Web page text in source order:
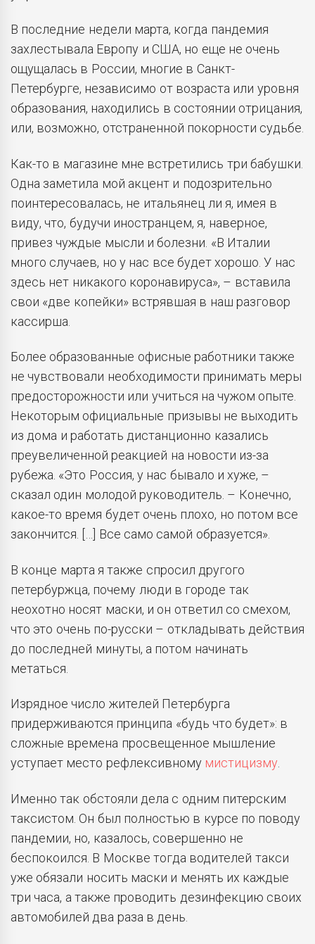
В последние недели марта, когда пандемия
захлестывала Европу и США, но еще не очень
ощущалась в России, многие в Санкт-
Петербурге, независимо от возраста или уровня
образования, находились в состоянии отрицания,
или, возможно, отстраненной покорности судьбе.
Как-то в магазине мне встретились три бабушки.
Одна заметила мой акцент и подозрительно
поинтересовалась, не итальянец ли я, имея в
виду, что, будучи иностранцем, я, наверное,
привез чуждые мысли и болезни. «В Италии
много случаев, но у нас все будет хорошо. У нас
здесь нет никакого коронавируса», – вставила
свои «две копейки» встрявшая в наш разговор
кассирша.
Более образованные офисные работники также
не чувствовали необходимости принимать меры
предосторожности или учиться на чужом опыте.
Некоторым официальные призывы не выходить
из дома и работать дистанционно казались
преувеличенной реакцией на новости из-за
рубежа. «Это Россия, у нас бывало и хуже, –
сказал один молодой руководитель. – Конечно,
какое-то время будет очень плохо, но потом все
закончится. […] Все само самой образуется».
В конце марта я также спросил другого
петербуржца, почему люди в городе так
неохотно носят маски, и он ответил со смехом,
что это очень по-русски – откладывать действия
до последней минуты, а потом начинать
метаться.
Изрядное число жителей Петербурга
придерживаются принципа «будь что будет»: в
сложные времена просвещенное мышление
уступает место рефлексивному мистицизму.
Именно так обстояли дела с одним питерским
таксистом. Он был полностью в курсе по поводу
пандемии, но, казалось, совершенно не
беспокоился. В Москве тогда водителей такси
уже обязали носить маски и менять их каждые
три часа, а также проводить дезинфекцию своих
автомобилей два раза в день.